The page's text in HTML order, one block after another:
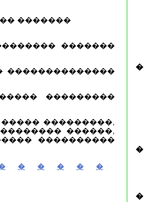
�������
�������
��������������
���������
���������,
������,
����������
� � � � �
�
�
�